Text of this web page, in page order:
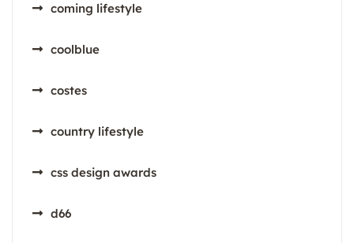
coming lifestyle
coolblue
costes
country lifestyle
css design awards
d66